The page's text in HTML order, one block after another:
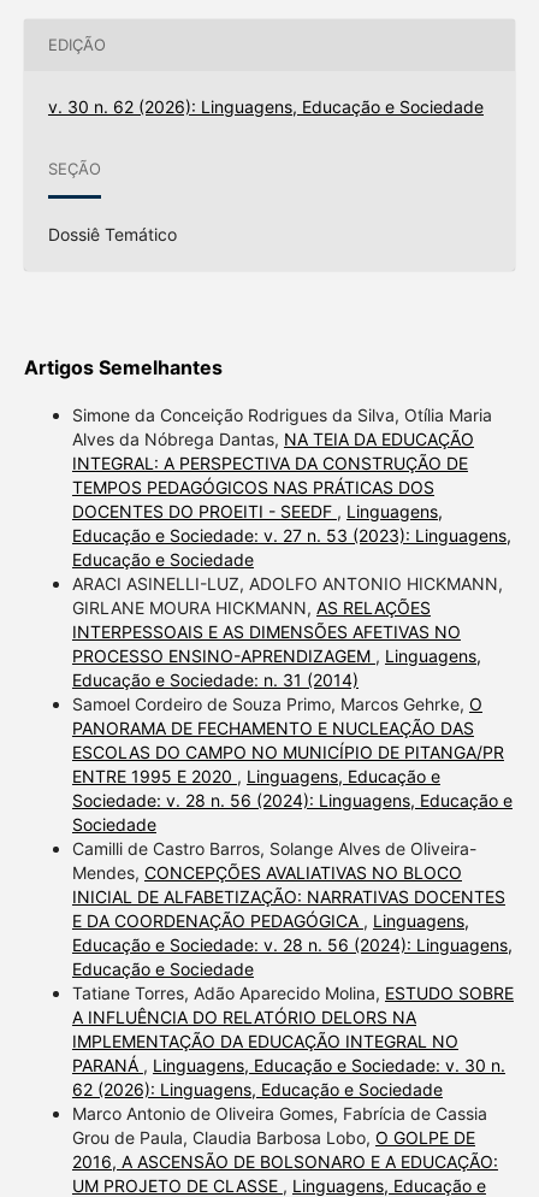
EDIÇÃO
v. 30 n. 62 (2026): Linguagens, Educação e Sociedade
SEÇÃO
Dossiê Temático
Artigos Semelhantes
Simone da Conceição Rodrigues da Silva, Otília Maria
Alves da Nóbrega Dantas, NA TEIA DA EDUCAÇÃO
INTEGRAL: A PERSPECTIVA DA CONSTRUÇÃO DE
TEMPOS PEDAGÓGICOS NAS PRÁTICAS DOS
DOCENTES DO PROEITI - SEEDF , Linguagens,
Educação e Sociedade: v. 27 n. 53 (2023): Linguagens,
Educação e Sociedade
ARACI ASINELLI-LUZ, ADOLFO ANTONIO HICKMANN,
GIRLANE MOURA HICKMANN, AS RELAÇÕES
INTERPESSOAIS E AS DIMENSÕES AFETIVAS NO
PROCESSO ENSINO-APRENDIZAGEM , Linguagens,
Educação e Sociedade: n. 31 (2014)
Samoel Cordeiro de Souza Primo, Marcos Gehrke, O
PANORAMA DE FECHAMENTO E NUCLEAÇÃO DAS
ESCOLAS DO CAMPO NO MUNICÍPIO DE PITANGA/PR
ENTRE 1995 E 2020 , Linguagens, Educação e
Sociedade: v. 28 n. 56 (2024): Linguagens, Educação e
Sociedade
Camilli de Castro Barros, Solange Alves de Oliveira-
Mendes, CONCEPÇÕES AVALIATIVAS NO BLOCO
INICIAL DE ALFABETIZAÇÃO: NARRATIVAS DOCENTES
E DA COORDENAÇÃO PEDAGÓGICA , Linguagens,
Educação e Sociedade: v. 28 n. 56 (2024): Linguagens,
Educação e Sociedade
Tatiane Torres, Adão Aparecido Molina, ESTUDO SOBRE
A INFLUÊNCIA DO RELATÓRIO DELORS NA
IMPLEMENTAÇÃO DA EDUCAÇÃO INTEGRAL NO
PARANÁ , Linguagens, Educação e Sociedade: v. 30 n.
62 (2026): Linguagens, Educação e Sociedade
Marco Antonio de Oliveira Gomes, Fabrícia de Cassia
Grou de Paula, Claudia Barbosa Lobo, O GOLPE DE
2016, A ASCENSÃO DE BOLSONARO E A EDUCAÇÃO:
UM PROJETO DE CLASSE , Linguagens, Educação e